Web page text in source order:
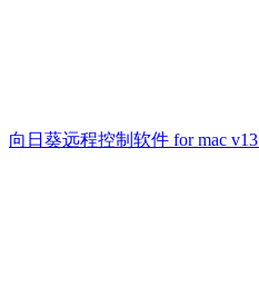
向日葵远程控制软件 for mac